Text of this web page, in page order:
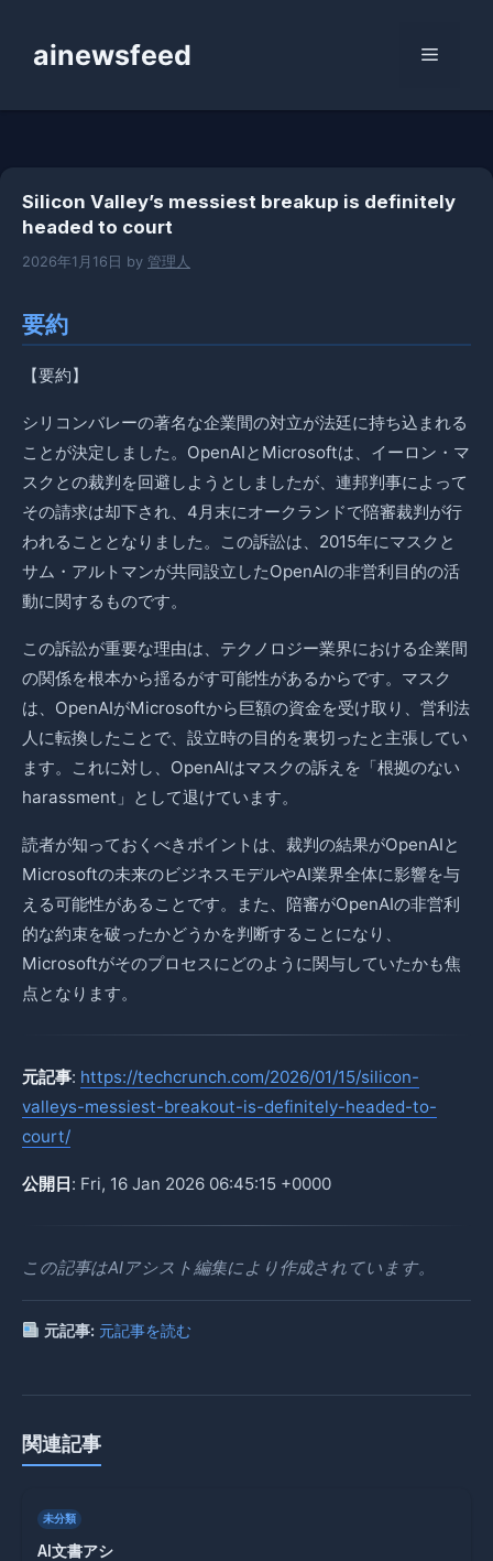
ainewsfeed メ
Silicon Valley’s messiest breakup is definitely
headed to court
2026年1月16日 by 管理人
要約
【要約】
シリコンバレーの著名な企業間の対立が法廷に持ち込まれる
ことが決定しました。OpenAIとMicrosoftは、イーロン・マ
スクとの裁判を回避しようとしましたが、連邦判事によって
その請求は却下され、4月末にオークランドで陪審裁判が行
われることとなりました。この訴訟は、2015年にマスクと
サム・アルトマンが共同設立したOpenAIの非営利目的の活
動に関するものです。
この訴訟が重要な理由は、テクノロジー業界における企業間
の関係を根本から揺るがす可能性があるからです。マスク
は、OpenAIがMicrosoftから巨額の資金を受け取り、営利法
人に転換したことで、設立時の目的を裏切ったと主張してい
ます。これに対し、OpenAIはマスクの訴えを「根拠のない
harassment」として退けています。
読者が知っておくべきポイントは、裁判の結果がOpenAIと
Microsoftの未来のビジネスモデルやAI業界全体に影響を与
える可能性があることです。また、陪審がOpenAIの非営利
的な約束を破ったかどうかを判断することになり、
Microsoftがそのプロセスにどのように関与していたかも焦
点となります。
元記事: https://techcrunch.com/2026/01/15/silicon-
valleys-messiest-breakout-is-definitely-headed-to-
court/
公開日: Fri, 16 Jan 2026 06:45:15 +0000
この記事はAIアシスト編集により作成されています。
元記事: 元記事を読む
関連記事
未分類
AI文書アシ